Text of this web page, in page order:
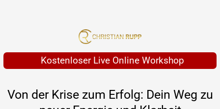
Kostenloser Live Online Workshop
Von der Krise zum Erfolg: Dein Weg zu